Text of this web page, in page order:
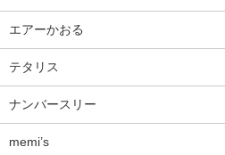
エアーかおる
テタリス
ナンバースリー
memi’s